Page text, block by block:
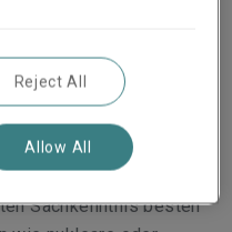
Hotellerie und
War and Terrorism in
und Kolumbien
Sachkenntnis besten
Reject All
Allow All